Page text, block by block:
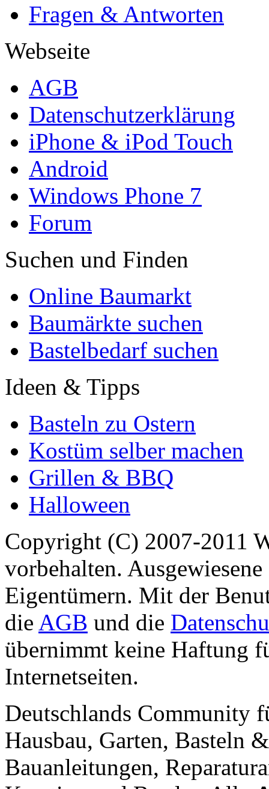
Fragen & Antworten
Webseite
AGB
Datenschutzerklärung
iPhone & iPod Touch
Android
Windows Phone 7
Forum
Suchen und Finden
Online Baumarkt
Baumärkte suchen
Bastelbedarf suchen
Ideen & Tipps
Basteln zu Ostern
Kostüm selber machen
Grillen & BBQ
Halloween
Copyright (C) 2007-2011
vorbehalten.
Eigentümern. Mit der
die AGB und die
übernimmt keine Haftung
Internetseiten.
Deutschlands Community
Hausbau, Garten, Basteln
Bauanleitungen,